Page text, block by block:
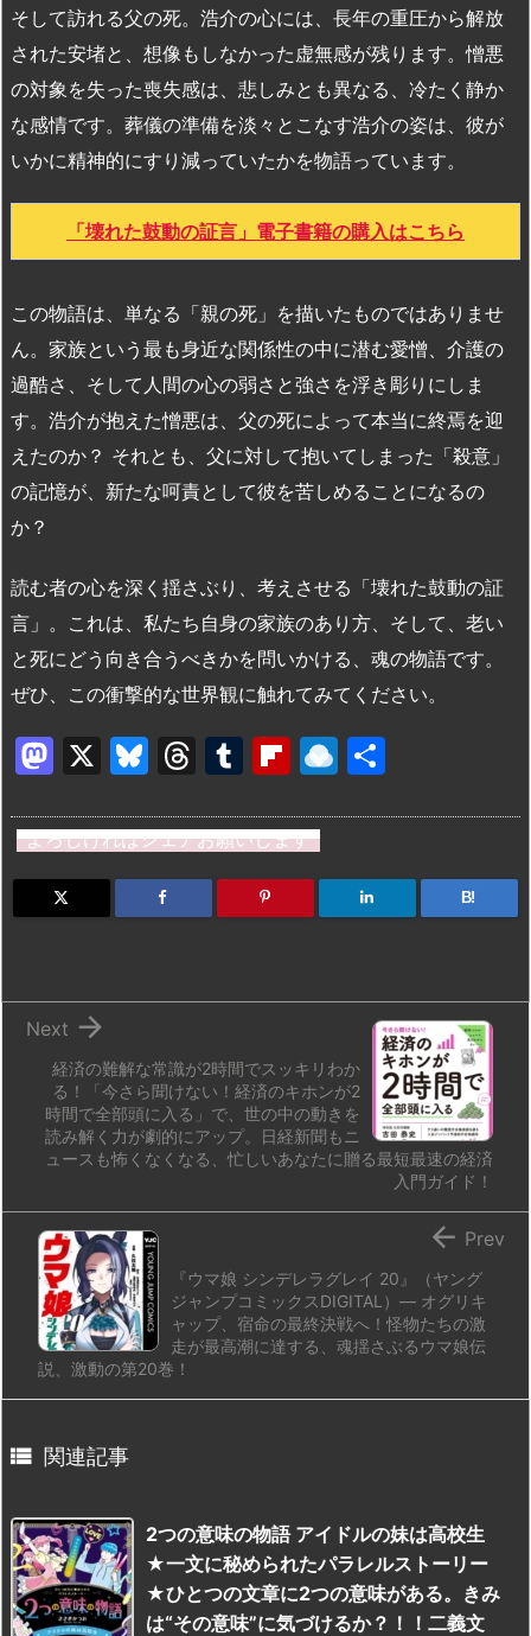
そして訪れる父の死。浩介の心には、長年の重圧から解放
された安堵と、想像もしなかった虚無感が残ります。憎悪
の対象を失った喪失感は、悲しみとも異なる、冷たく静か
な感情です。葬儀の準備を淡々とこなす浩介の姿は、彼が
いかに精神的にすり減っていたかを物語っています。
「壊れた鼓動の証言」電子書籍の購入はこちら
この物語は、単なる「親の死」を描いたものではありませ
ん。家族という最も身近な関係性の中に潜む愛憎、介護の
過酷さ、そして人間の心の弱さと強さを浮き彫りにしま
す。浩介が抱えた憎悪は、父の死によって本当に終焉を迎
えたのか？ それとも、父に対して抱いてしまった「殺意」
の記憶が、新たな呵責として彼を苦しめることになるの
か？
読む者の心を深く揺さぶり、考えさせる「壊れた鼓動の証
言」。これは、私たち自身の家族のあり方、そして、老い
と死にどう向き合うべきかを問いかける、魂の物語です。
ぜひ、この衝撃的な世界観に触れてみてください。
M
st
o
d
X
Bl
e
s
k
T
e
a
d
T
m
bl
r
Fl
b
o
ar
R
n
dr
o
よろしければシェアお願いします
B!
経済の難解な常識が2時間でスッキリわか
る！「今さら聞けない！経済のキホンが2
時間で全部頭に入る」で、世の中の動きを
読み解く力が劇的にアップ。日経新聞もニ
ュースも怖くなくなる、忙しいあなたに贈る最短最速の経済
入門ガイド！

Next
『ウマ娘 シンデレラグレイ 20』（ヤング
ジャンプコミックスDIGITAL）— オグリキ
ャップ、宿命の最終決戦へ！怪物たちの激
走が最高潮に達する、魂揺さぶるウマ娘伝
説、激動の第20巻！
 Prev
 関連記事
2つの意味の物語 アイドルの妹は高校生
★一文に秘められたパラレルストーリー
★ひとつの文章に2つの意味がある。きみ
は“その意味”に気づけるか？！！二義文